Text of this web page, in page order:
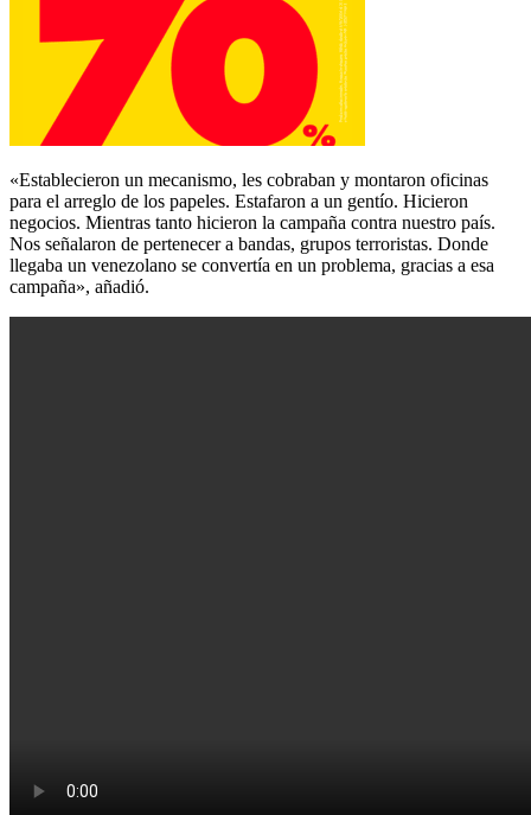
«Establecieron un mecanismo, les cobraban y montaron oficinas
para el arreglo de los papeles. Estafaron a un gentío. Hicieron
negocios. Mientras tanto hicieron la campaña contra nuestro país.
Nos señalaron de pertenecer a bandas, grupos terroristas. Donde
llegaba un venezolano se convertía en un problema, gracias a esa
campaña», añadió.